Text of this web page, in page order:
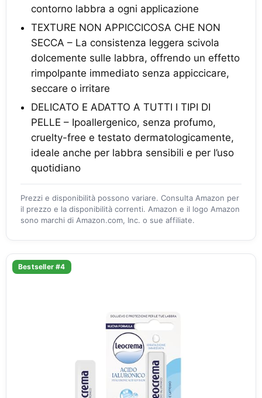
contorno labbra a ogni applicazione
TEXTURE NON APPICCICOSA CHE NON
SECCA – La consistenza leggera scivola
dolcemente sulle labbra, offrendo un effetto
rimpolpante immediato senza appiccicare,
seccare o irritare
DELICATO E ADATTO A TUTTI I TIPI DI
PELLE – Ipoallergenico, senza profumo,
cruelty-free e testato dermatologicamente,
ideale anche per labbra sensibili e per l’uso
quotidiano
Prezzi e disponibilità possono variare. Consulta Amazon per
il prezzo e la disponibilità correnti. Amazon e il logo Amazon
sono marchi di Amazon.com, Inc. o sue affiliate.
Bestseller #4